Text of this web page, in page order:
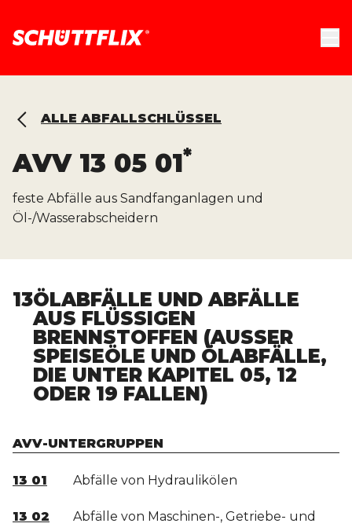
ALLE ABFALLSCHLÜSSEL
AVV 13 05 01*
feste Abfälle aus Sandfanganlagen und
Öl-/Wasserabscheidern
13ÖLABFÄLLE UND ABFÄLLE
AUS FLÜSSIGEN
BRENNSTOFFEN (AUSSER S
PEISEÖLE UND ÖLABFÄLLE, D
IE UNTER KAPITEL 05, 12 O
DER 19 FALLEN)
AVV-UNTERGRUPPEN
13 01 Abfälle von Hydraulikölen
13 02
Abfälle von Maschinen-, Getriebe- und